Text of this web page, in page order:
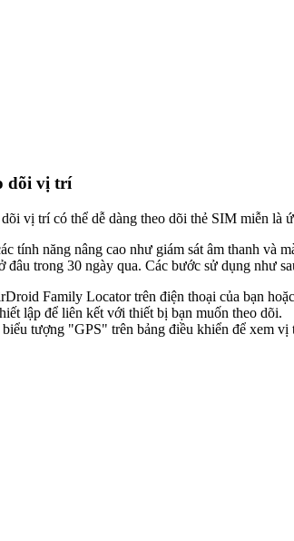
dõi vị trí
vị trí có thể dễ dàng theo dõi thẻ SIM miễn
tính năng nâng cao như giám sát âm thanh và
đâu trong 30 ngày qua. Các bước sử dụng như
Family Locator trên điện thoại của bạn
lập để liên kết với thiết bị bạn muốn theo dõi.
tượng "GPS" trên bảng điều khiển để xem vị